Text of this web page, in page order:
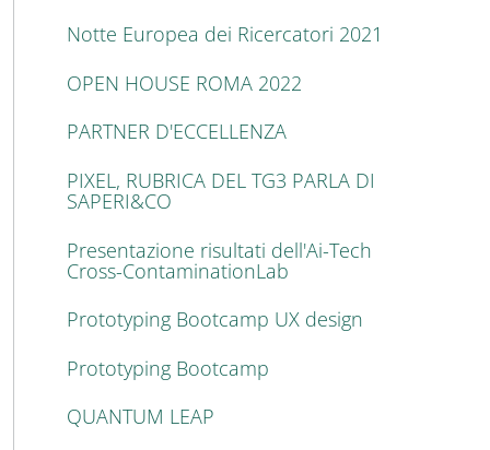
Notte Europea dei Ricercatori 2021
OPEN HOUSE ROMA 2022
PARTNER D'ECCELLENZA
PIXEL, RUBRICA DEL TG3 PARLA DI
SAPERI&CO
Presentazione risultati dell'Ai-Tech
Cross-ContaminationLab
Prototyping Bootcamp UX design
Prototyping Bootcamp
QUANTUM LEAP